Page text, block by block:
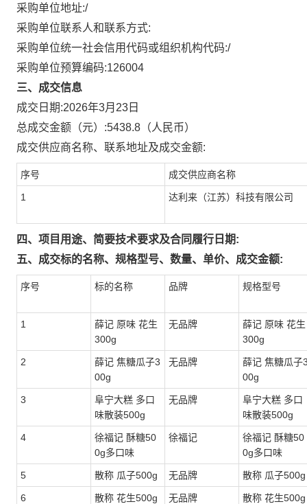
采购单位地址:/
采购单位联系人和联系方式:
采购单位统一社会信用代码或组织机构代码:/
采购单位预算编码:126004
三、成交信息
成交日期:2026年3月23日
总成交金额（元）:5438.8 （人民币）
成交供应商名称、联系地址及成交金额:
序号 成交供应商名称
1 达利来（江苏）科技有限公司
四、项目用途、简要技术要求及合同履行日期:
五、成交标的名称、规格型号、数量、单价、成交金额:
序号 标的名称 品牌 规格型号
1
薛记 原味 花生
300g
无品牌
薛记 原味 花生
300g
2
薛记 焦糖瓜子3
00g
无品牌
薛记 焦糖瓜子
00g
3
阜宁大糕 多口
味散装500g
无品牌
阜宁大糕 多口
味散装500g
4
徐福记 酥糖50
0g多口味
徐福记
徐福记 酥糖50
0g多口味
5 散称 瓜子500g 无品牌 散称 瓜子500g
6 散称 花生500g 无品牌 散称 花生500g